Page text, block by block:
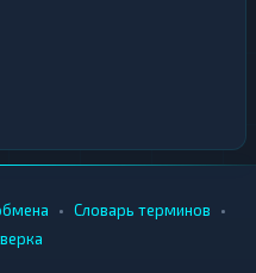
• Словарь терминов •